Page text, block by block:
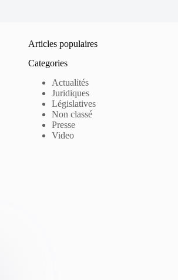
Articles populaires
Categories
Actualités
Juridiques
Législatives
Non classé
Presse
Video